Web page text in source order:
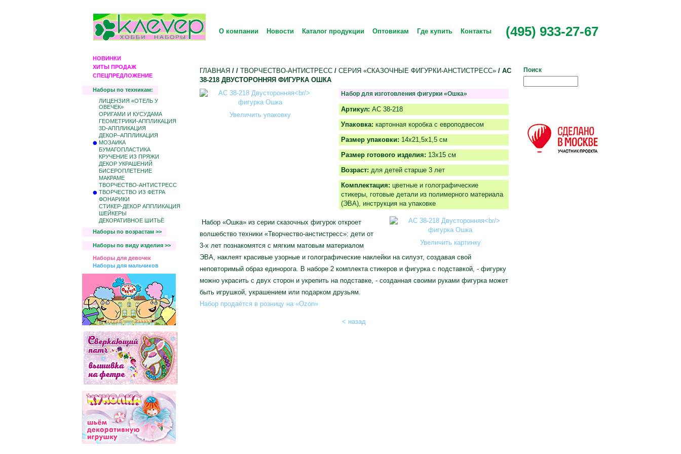
О компании Новости Каталог продукции Оптовикам Где купить Контакты (495) 933-27-67
НОВИНКИ
ХИТЫ ПРОДАЖ
СПЕЦПРЕДЛОЖЕНИЕ
Наборы по техникам:
ЛИЦЕНЗИЯ «ОТЕЛЬ У
ОВЕЧЕК»
ОРИГАМИ И КУСУДАМА
ГЕОМЕТРИКИ-АППЛИКАЦИЯ
3D-АППЛИКАЦИЯ
ДЕКОР–АППЛИКАЦИЯ
МОЗАИКА
БУМАГОПЛАСТИКА
КРУЧЕНИЕ ИЗ ПРЯЖИ
ДЕКОР УКРАШЕНИЙ
БИCЕРОПЛЕТЕНИЕ
МАКРАМЕ
ТВОРЧЕСТВО-АНТИСТРЕСС
ТВОРЧЕСТВО ИЗ ФЕТРА
ФОНАРИКИ
СТИКЕР-ДЕКОР АППЛИКАЦИЯ
ШЕЙКЕРЫ
ДЕКОРАТИВНОЕ ШИТЬЁ
Наборы по возрастам >>
Наборы по виду изделия >>
Наборы для девочек
Наборы для мальчиков
ГЛАВНАЯ / / ТВОРЧЕСТВО-АНТИСТРЕСС/ СЕРИЯ «СКАЗОЧНЫЕ ФИГУРКИ-АНСТИСТРЕСС»/ АС
38-218 ДВУСТОРОННЯЯ ФИГУРКА ОШКА
Увеличить упаковку
Набор для изготовления фигурки «Ошка»
Артикул: АС 38-218
Упаковка: картонная коробка с европодвесом
Размер упаковки: 14х21,5х1,5 см
Размер готового изделия: 13х15 см
Возраст: для детей старше 3 лет
Комплектация: цветные и голографические
стикеры, готовые детали из полимерного материала
(ЭВА), инструкция на упаковке
Увеличить картинку
Набор «Ошка» из серии сказочных фигурок откроет
волшебство техники «Творчество-анстистресс»: дети от
3-х лет познакомятся с мягким матовым материалом
ЭВА, наклеят красивые узорные и голографические наклейки на силуэт, создавая свой
неповторимый образ единорога. В наборе 2 комплекта стикеров и фигурка с подставкой, - фигурку
можно украсить с двух сторон и укрепить на подставке, - созданная своими руками фигурка может
быть игрушкой, украшением или подарком друзьям.
Набор продаётся в розницу на «Ozon»
< назад
Поиск